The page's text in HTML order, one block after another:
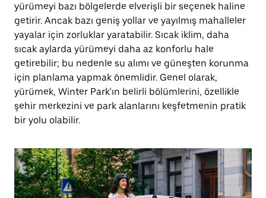
yürümeyi bazı bölgelerde elverişli bir seçenek haline
getirir. Ancak bazı geniş yollar ve yayılmış mahalleler
yayalar için zorluklar yaratabilir. Sıcak iklim, daha
sıcak aylarda yürümeyi daha az konforlu hale
getirebilir; bu nedenle su alımı ve güneşten korunma
için planlama yapmak önemlidir. Genel olarak,
yürümek, Winter Park'ın belirli bölümlerini, özellikle
şehir merkezini ve park alanlarını keşfetmenin pratik
bir yolu olabilir.